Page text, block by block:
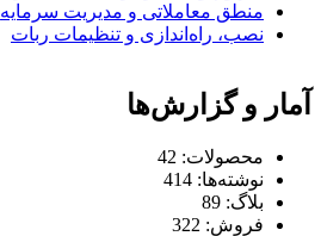
منطق معاملاتی و مدیریت سرمایه
نصب، راه‌اندازی و تنظیمات ربات
آمار و گزارش‌ها
محصولات: 42
نوشته‌ها: 414
بلاگ: 89
فروش: 322